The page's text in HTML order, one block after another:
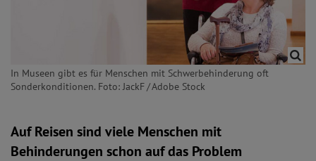
In Museen gibt es für Menschen mit Schwerbehinderung oft
Sonderkonditionen. Foto: JackF / Adobe Stock
Auf Reisen sind viele Menschen mit
Behinderungen schon auf das Problem